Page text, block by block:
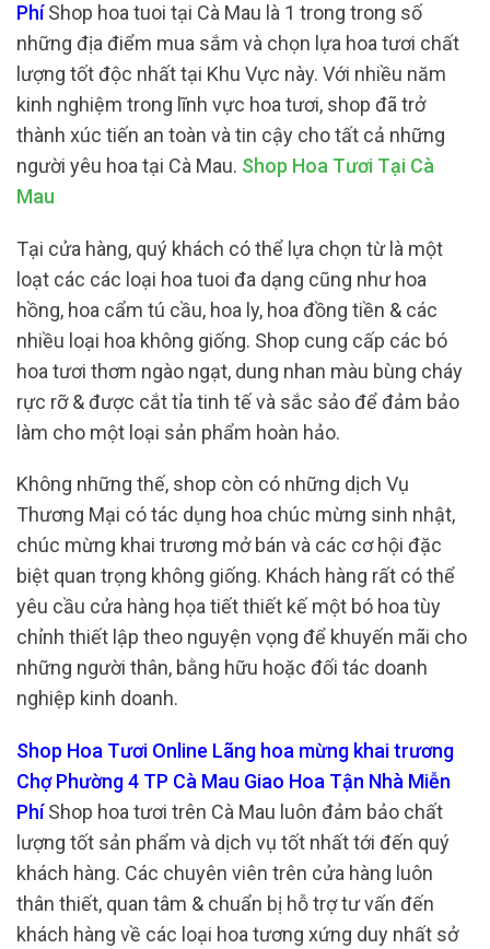
PhíShop hoa tuoi tại Cà Mau là 1 trong trong số
những địa điểm mua sắm và chọn lựa hoa tươi chất
lượng tốt độc nhất tại Khu Vực này. Với nhiều năm
kinh nghiệm trong lĩnh vực hoa tươi, shop đã trở
thành xúc tiến an toàn và tin cậy cho tất cả những
người yêu hoa tại Cà Mau. Shop Hoa Tươi Tại Cà
Mau
Tại cửa hàng, quý khách có thể lựa chọn từ là một
loạt các các loại hoa tuoi đa dạng cũng như hoa
hồng, hoa cẩm tú cầu, hoa ly, hoa đồng tiền & các
nhiều loại hoa không giống. Shop cung cấp các bó
hoa tươi thơm ngào ngạt, dung nhan màu bùng cháy
rực rỡ & được cắt tỉa tinh tế và sắc sảo để đảm bảo
làm cho một loại sản phẩm hoàn hảo.
Không những thế, shop còn có những dịch Vụ
Thương Mại có tác dụng hoa chúc mừng sinh nhật,
chúc mừng khai trương mở bán và các cơ hội đặc
biệt quan trọng không giống. Khách hàng rất có thể
yêu cầu cửa hàng họa tiết thiết kế một bó hoa tùy
chỉnh thiết lập theo nguyện vọng để khuyến mãi cho
những người thân, bằng hữu hoặc đối tác doanh
nghiệp kinh doanh.
Shop Hoa Tươi Online Lãng hoa mừng khai trương
Chợ Phường 4 TP Cà Mau Giao Hoa Tận Nhà Miễn
PhíShop hoa tươi trên Cà Mau luôn đảm bảo chất
lượng tốt sản phẩm và dịch vụ tốt nhất tới đến quý
khách hàng. Các chuyên viên trên cửa hàng luôn
thân thiết, quan tâm & chuẩn bị hỗ trợ tư vấn đến
khách hàng về các loại hoa tương xứng duy nhất sở